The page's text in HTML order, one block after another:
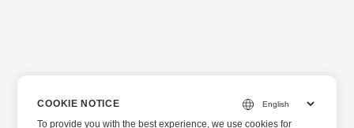
COOKIE NOTICE
To provide you with the best experience, we use cookies for